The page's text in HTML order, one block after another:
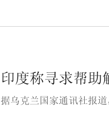
印度称寻求帮
据乌克兰国家通讯社报